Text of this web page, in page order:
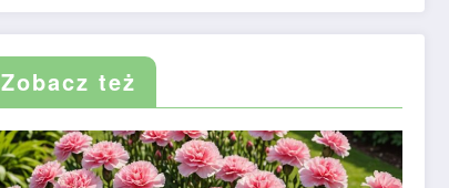
Zobacz też